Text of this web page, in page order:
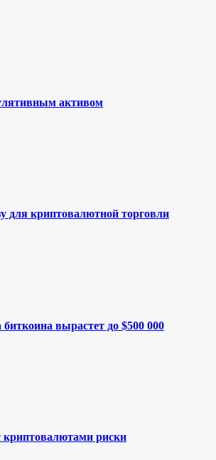
активом
для криптовалютной торговли
вырастет до $500 000
риски